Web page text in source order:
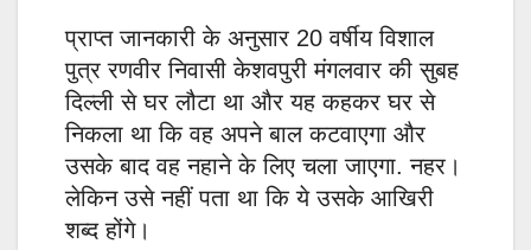
प्राप्त जानकारी के अनुसार 20 वर्षीय विशाल
पुत्र रणवीर निवासी केशवपुरी मंगलवार की सुबह
दिल्ली से घर लौटा था और यह कहकर घर से
निकला था कि वह अपने बाल कटवाएगा और
उसके बाद वह नहाने के लिए चला जाएगा. नहर।
लेकिन उसे नहीं पता था कि ये उसके आखिरी
शब्द होंगे।